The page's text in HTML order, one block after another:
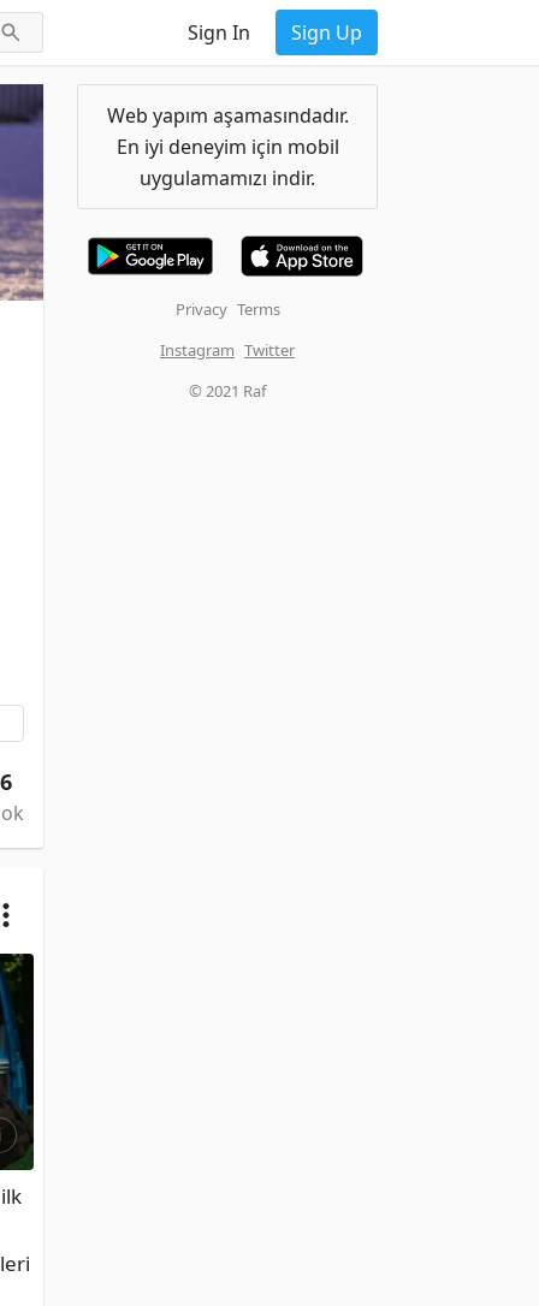
Sign In Sign Up
Web yapım aşamasındadır.
En iyi deneyim için mobil
uygulamamızı indir.
Privacy Terms
Instagram Twitter
© 2021 Raf